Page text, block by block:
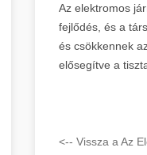
Az elektromos
fejlődés, és a
és csökkennek
elősegítve a
<-- Vissza a Az